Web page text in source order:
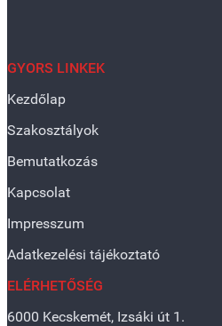
GYORS LINKEK
Kezdőlap
Szakosztályok
Bemutatkozás
Kapcsolat
Impresszum
Adatkezelési tájékoztató
ELÉRHETŐSÉG
6000 Kecskemét, Izsáki út 1.